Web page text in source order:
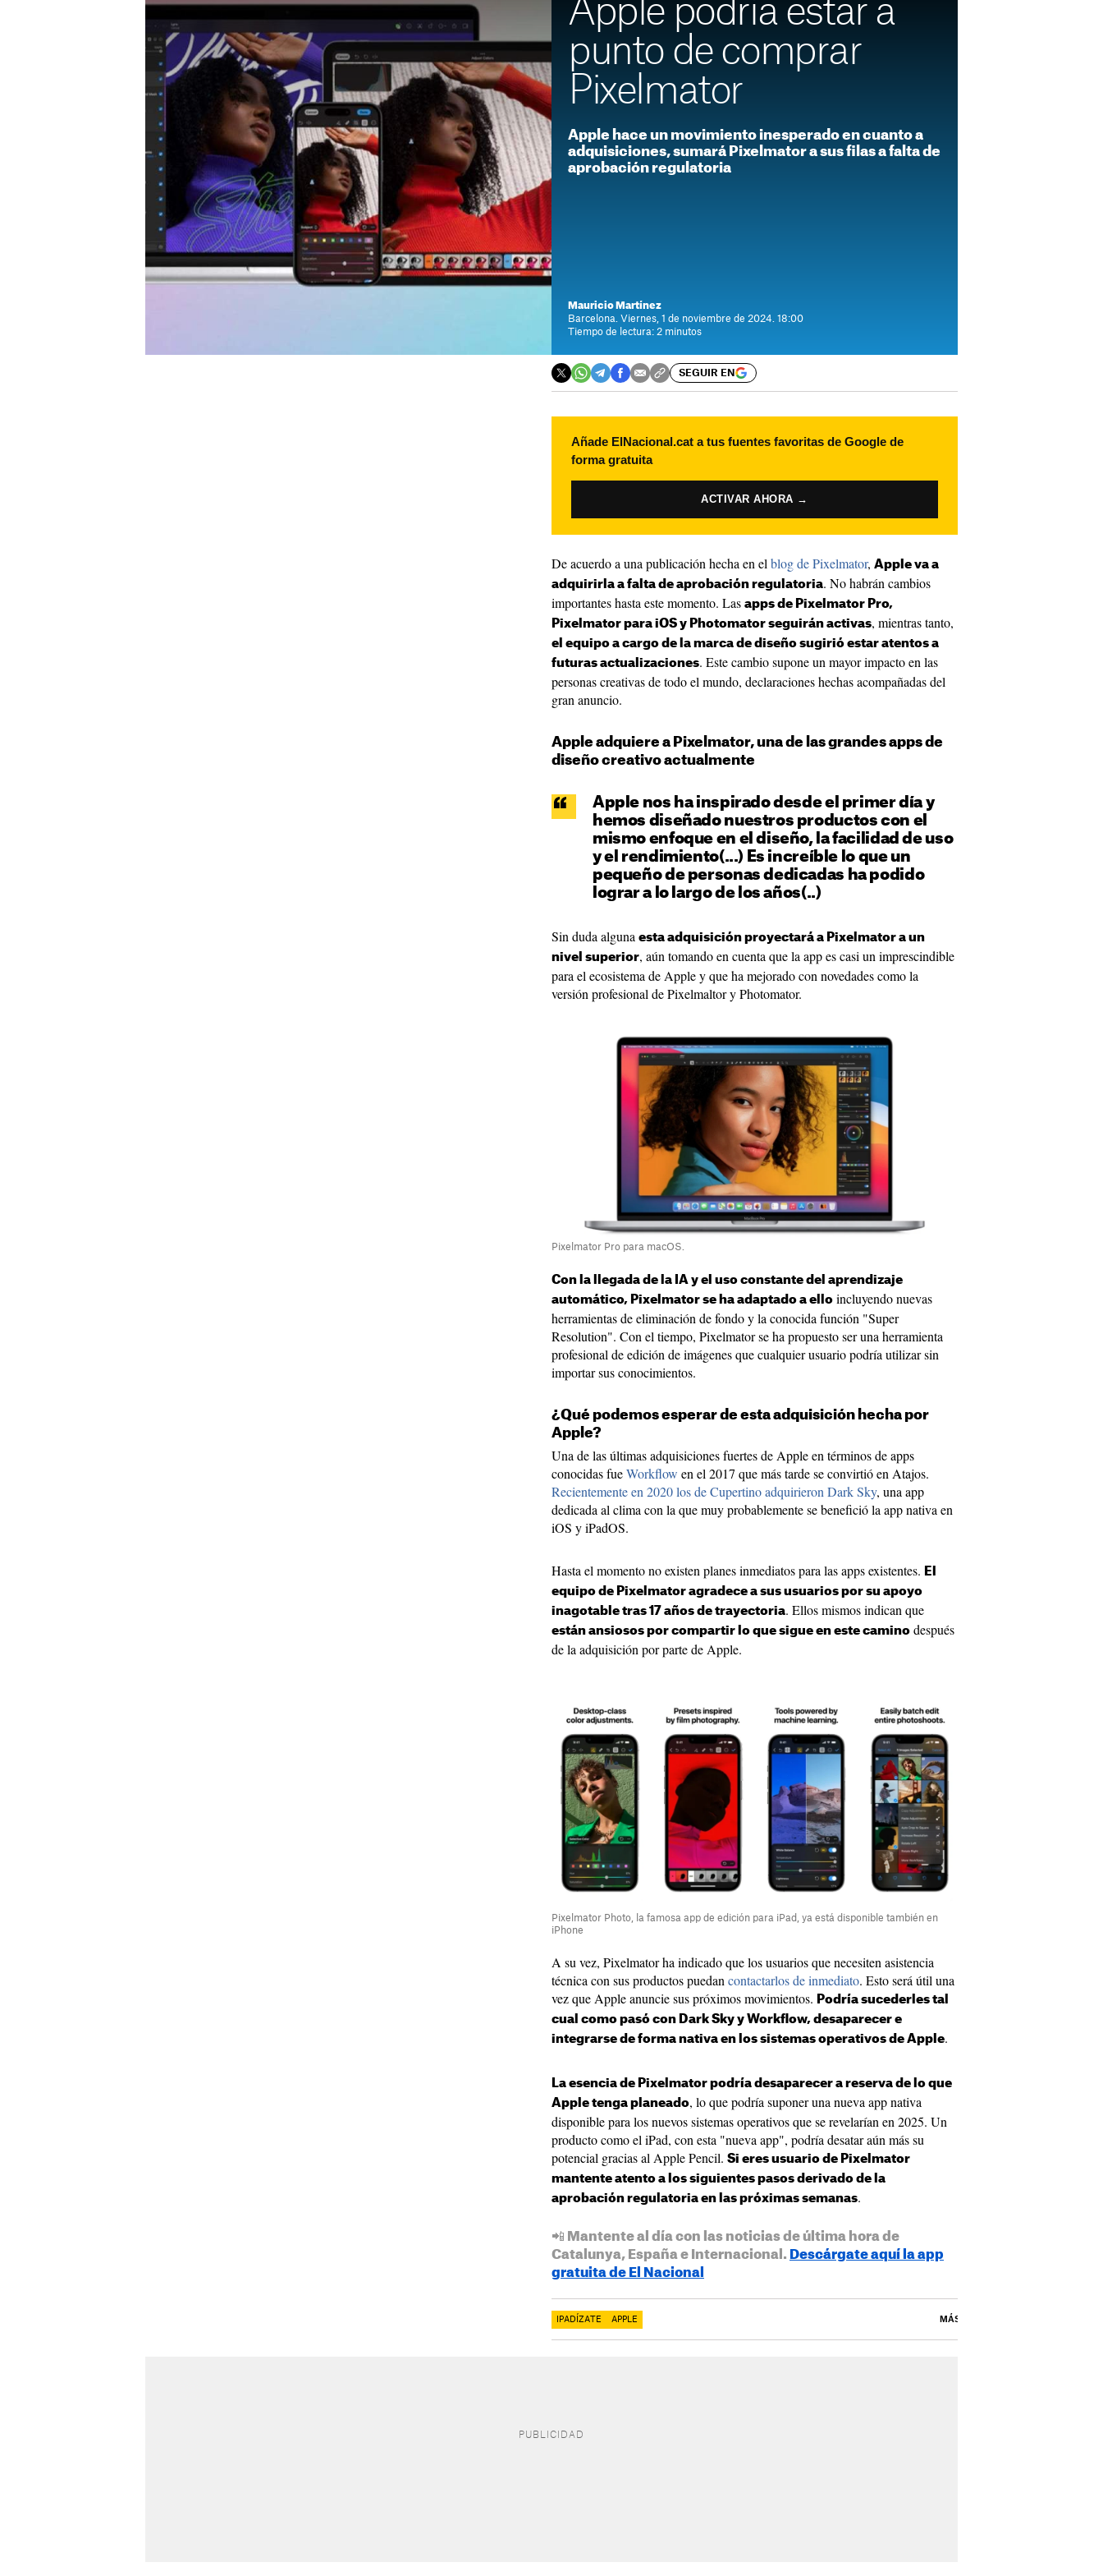
Apple podría estar a
punto de comprar
Pixelmator
Apple hace un movimiento inesperado en cuanto a
adquisiciones, sumará Pixelmator a sus filas a falta de
aprobación regulatoria
Mauricio Martínez
Barcelona. Viernes, 1 de noviembre de 2024. 18:00
Tiempo de lectura: 2 minutos
SEGUIR EN
Añade ElNacional.cat a tus fuentes favoritas de Google de
forma gratuita
ACTIVAR AHORA →
De acuerdo a una publicación hecha en el blog de Pixelmator, Apple va a
adquirirla a falta de aprobación regulatoria. No habrán cambios
importantes hasta este momento. Las apps de Pixelmator Pro,
Pixelmator para iOS y Photomator seguirán activas, mientras tanto,
el equipo a cargo de la marca de diseño sugirió estar atentos a
futuras actualizaciones. Este cambio supone un mayor impacto en las
personas creativas de todo el mundo, declaraciones hechas acompañadas del
gran anuncio.
Apple adquiere a Pixelmator, una de las grandes apps de
diseño creativo actualmente
Apple nos ha inspirado desde el primer día y
hemos diseñado nuestros productos con el
mismo enfoque en el diseño, la facilidad de uso
y el rendimiento(...) Es increíble lo que un
pequeño de personas dedicadas ha podido
lograr a lo largo de los años(..)
Sin duda alguna esta adquisición proyectará a Pixelmator a un
nivel superior, aún tomando en cuenta que la app es casi un imprescindible
para el ecosistema de Apple y que ha mejorado con novedades como la
versión profesional de Pixelmaltor y Photomator.
Pixelmator Pro para macOS.
Con la llegada de la IA y el uso constante del aprendizaje
automático, Pixelmator se ha adaptado a ello incluyendo nuevas
herramientas de eliminación de fondo y la conocida función "Super
Resolution". Con el tiempo, Pixelmator se ha propuesto ser una herramienta
profesional de edición de imágenes que cualquier usuario podría utilizar sin
importar sus conocimientos.
¿Qué podemos esperar de esta adquisición hecha por
Apple?
Una de las últimas adquisiciones fuertes de Apple en términos de apps
conocidas fueWorkflow en el 2017 que más tarde se convirtió en Atajos.
Recientemente en 2020 los de Cupertino adquirieron Dark Sky, una app
dedicada al clima con la que muy probablemente se benefició la app nativa en
iOS y iPadOS.
Hasta el momento no existen planes inmediatos para las apps existentes. El
equipo de Pixelmator agradece a sus usuarios por su apoyo
inagotable tras 17 años de trayectoria. Ellos mismos indican que
están ansiosos por compartir lo que sigue en este camino después
de la adquisición por parte de Apple.
Pixelmator Photo, la famosa app de edición para iPad, ya está disponible también en
iPhone
A su vez, Pixelmator ha indicado que los usuarios que necesiten asistencia
técnica con sus productos puedan contactarlos de inmediato. Esto será útil una
vez que Apple anuncie sus próximos movimientos. Podría sucederles tal
cual como pasó con Dark Sky y Workflow, desaparecer e
integrarse de forma nativa en los sistemas operativos de Apple.
La esencia de Pixelmator podría desaparecer a reserva de lo que
Apple tenga planeado, lo que podría suponer una nueva app nativa
disponible para los nuevos sistemas operativos que se revelarían en 2025. Un
producto como el iPad, con esta "nueva app", podría desatar aún más su
potencial gracias al Apple Pencil. Si eres usuario de Pixelmator
mantente atento a los siguientes pasos derivado de la
aprobación regulatoria en las próximas semanas.
📲 Mantente al día con las noticias de última hora de
Catalunya, España e Internacional. Descárgate aquí la app
gratuita de El Nacional
IPADÍZATE APPLE MÁS